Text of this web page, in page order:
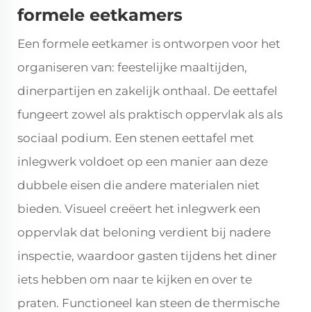
formele eetkamers
Een formele eetkamer is ontworpen voor het
organiseren van: feestelijke maaltijden,
dinerpartijen en zakelijk onthaal. De eettafel
fungeert zowel als praktisch oppervlak als als
sociaal podium. Een stenen eettafel met
inlegwerk voldoet op een manier aan deze
dubbele eisen die andere materialen niet
bieden. Visueel creëert het inlegwerk een
oppervlak dat beloning verdient bij nadere
inspectie, waardoor gasten tijdens het diner
iets hebben om naar te kijken en over te
praten. Functioneel kan steen de thermische